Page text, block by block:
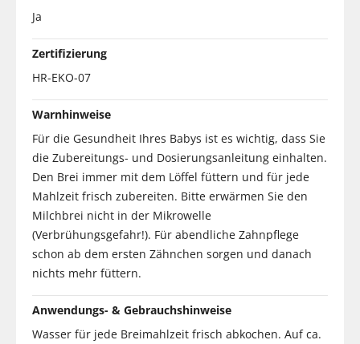
Ja
Zertifizierung
HR-EKO-07
Warnhinweise
Für die Gesundheit Ihres Babys ist es wichtig, dass Sie
die Zubereitungs- und Dosierungsanleitung einhalten.
Den Brei immer mit dem Löffel füttern und für jede
Mahlzeit frisch zubereiten. Bitte erwärmen Sie den
Milchbrei nicht in der Mikrowelle
(Verbrühungsgefahr!). Für abendliche Zahnpflege
schon ab dem ersten Zähnchen sorgen und danach
nichts mehr füttern.
Anwendungs- & Gebrauchshinweise
Wasser für jede Breimahlzeit frisch abkochen. Auf ca.